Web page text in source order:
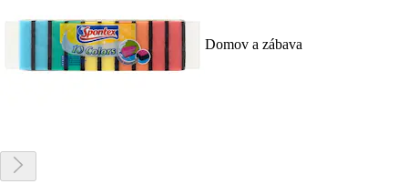
Domov a zábava